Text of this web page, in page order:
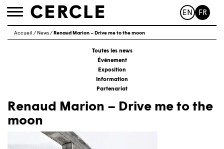
Toggle
EN FR
Accueil / News/ Renaud Marion – Drive me to the moon
Toutes les news
Événement
Exposition
Information
Partenariat
Renaud Marion – Drive me to the
moon